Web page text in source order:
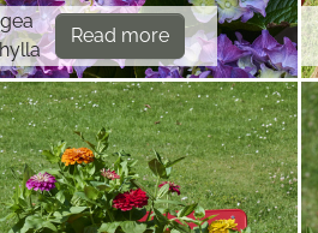
Read more